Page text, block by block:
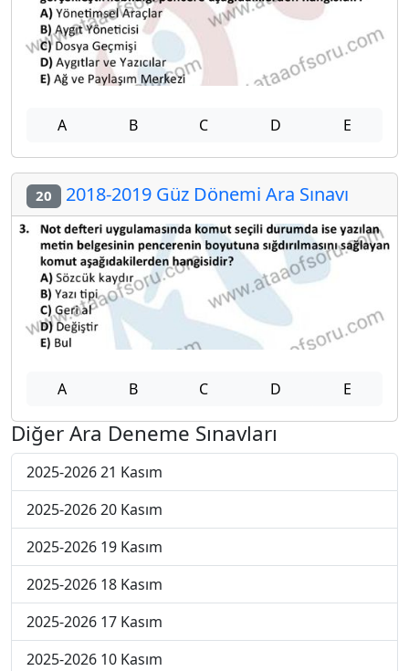
A B C D E
20 2018-2019 Güz Dönemi Ara Sınavı
A B C D E
Diğer Ara Deneme Sınavları
2025-2026 21 Kasım
2025-2026 20 Kasım
2025-2026 19 Kasım
2025-2026 18 Kasım
2025-2026 17 Kasım
2025-2026 10 Kasım